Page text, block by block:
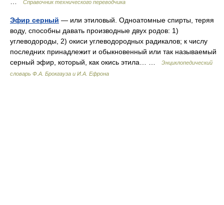
Справочник технического переводчика
Эфир серный — или этиловый. Одноатомные спирты, теряя
воду, способны давать производные двух родов: 1)
углеводороды, 2) окиси углеводородных радикалов; к числу
последних принадлежит и обыкновенный или так называемый
серный эфир, который, как окись этила… …
Энциклопедический
словарь Ф.А. Брокгауза и И.А. Ефрона